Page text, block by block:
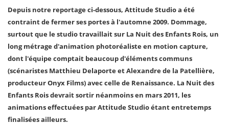
Depuis notre reportage ci-dessous, Attitude Studio a été
contraint de fermer ses portes à l'automne 2009. Dommage,
surtout que le studio travaillait sur La Nuit des Enfants Rois, un
long métrage d'animation photoréaliste en motion capture,
dont l'équipe comptait beaucoup d'éléments communs
(scénaristes Matthieu Delaporte et Alexandre de la Patellière,
producteur Onyx Films) avec celle de Renaissance. La Nuit des
Enfants Rois devrait sortir néanmoins en mars 2011, les
animations effectuées par Attitude Studio étant entretemps
finalisées ailleurs.